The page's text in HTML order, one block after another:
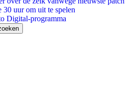
uur om uit te spelen
Digital-programma